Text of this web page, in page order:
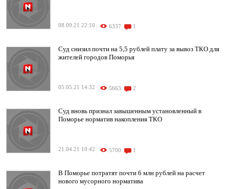
08.09.21 22:10 6337 1
Суд снизил почти на 5,5 рублей плату за вывоз ТКО для
жителей городов Поморья
05.05.21 14:32 5663 2
Суд вновь признал завышенным установленный в
Поморье норматив накопления ТКО
21.04.21 10:42 5700 1
В Поморье потратят почти 6 млн рублей на расчет
нового мусорного норматива